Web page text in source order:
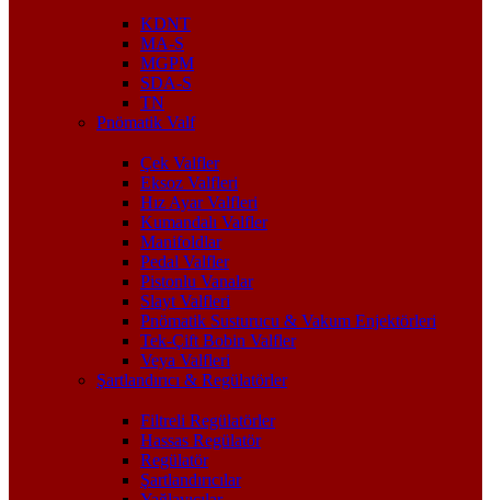
KDNT
MA-S
MGPM
SDA-S
TN
Pnömatik Valf
Çek Valfler
Eksoz Valfleri
Hız Ayar Valfleri
Kumandalı Valfler
Manifoldlar
Pedal Valfler
Pistonlu Vanalar
Slayt Valfleri
Pnömatik Susturucu & Vakum Enjektörleri
Tek-Çift Bobin Valfler
Veya Valfleri
Şartlandırıcı & Regülatörler
Filtreli Regülatörler
Hassas Regülatör
Regülatör
Şartlandırıcılar